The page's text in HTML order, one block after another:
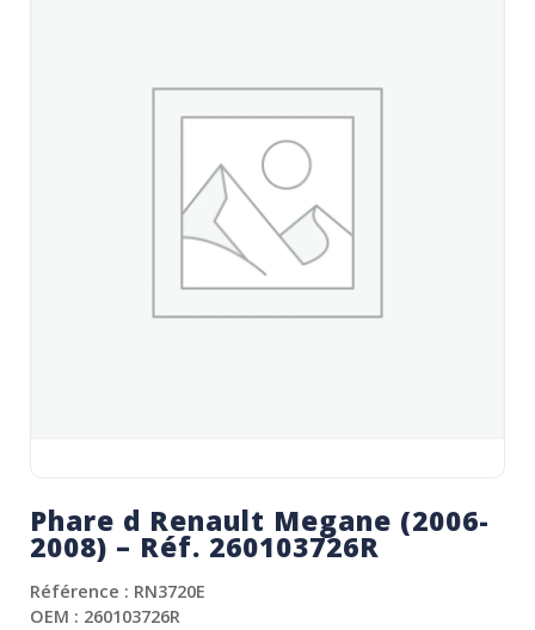
Phare d Renault Megane (2006-
2008) – Réf. 260103726R
Référence : RN3720E
OEM : 260103726R